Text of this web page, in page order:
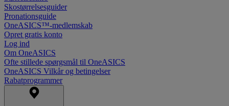
Skostørrelsesguider
Pronationsguide
OneASICS™-medlemskab
Opret gratis konto
Log ind
Om OneASICS
Ofte stillede spørgsmål til OneASICS
OneASICS Vilkår og betingelser
Rabatprogrammer